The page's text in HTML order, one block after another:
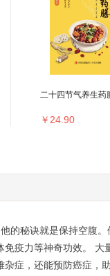
二十四节气养生药
￥24.90
的秘诀就是保持空腹
疫力等神奇功效。 大
症，还能预防癌症，